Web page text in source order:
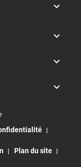




Plan du site